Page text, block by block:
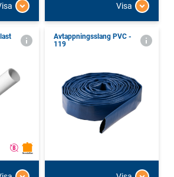
Visa
Avtappningsslang PVC -
119